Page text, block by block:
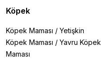
Köpek
Köpek Maması / Yetişkin
Köpek Maması / Yavru Köpek
Maması